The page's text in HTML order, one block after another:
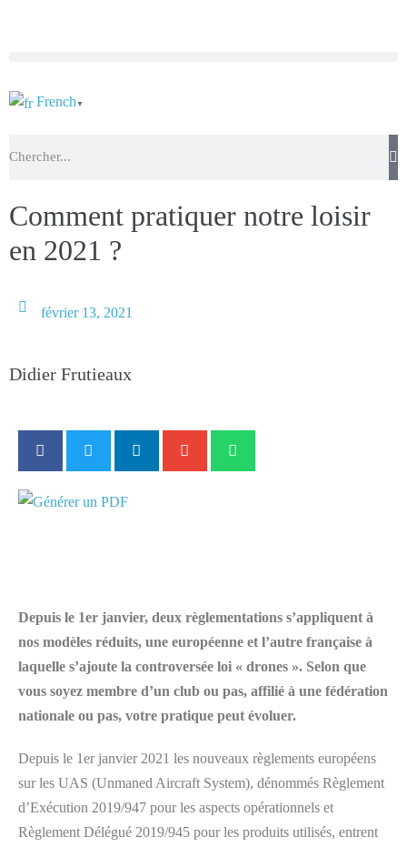
French ▼
Comment pratiquer notre loisir
en 2021 ?
février 13, 2021
Didier Frutieaux
Depuis le 1er janvier, deux règlementations s’appliquent à
nos modèles réduits, une européenne et l’autre française à
laquelle s’ajoute la controversée loi « drones ». Selon que
vous soyez membre d’un club ou pas, affilié à une fédération
nationale ou pas, votre pratique peut évoluer.
Depuis le 1er janvier 2021 les nouveaux règlements européens
sur les UAS (Unmaned Aircraft System), dénommés Règlement
d’Exécution 2019/947 pour les aspects opérationnels et
Règlement Délégué 2019/945 pour les produits utilisés, entrent